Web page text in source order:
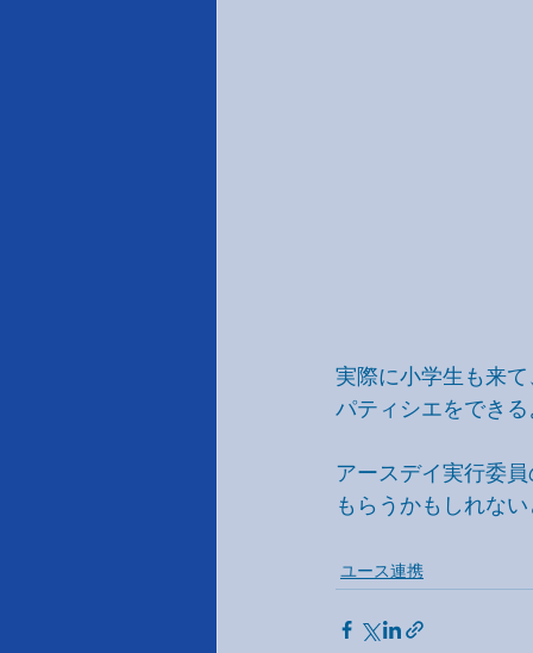
実際に小学生も来
パティシエをでき
アースデイ実行委
もらうかもしれな
ユース連携